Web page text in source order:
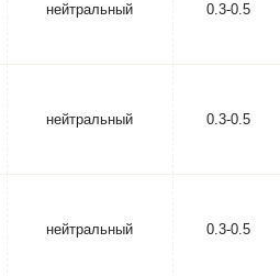
нейтральный 0.3-0.5
нейтральный 0.3-0.5
нейтральный 0.3-0.5